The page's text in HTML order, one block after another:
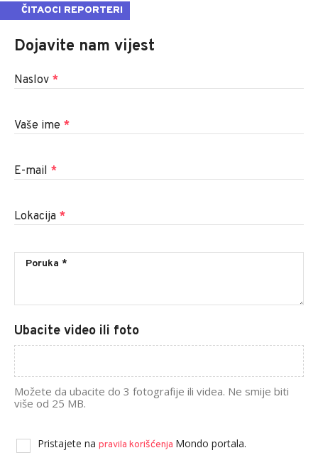
ČITAOCI REPORTERI
Dojavite nam vijest
Naslov *
Vaše ime *
E-mail *
Lokacija *
Ubacite video ili foto
Možete da ubacite do 3 fotografije ili videa. Ne smije biti
više od 25 MB.
Pristajete na pravila korišćenja Mondo portala.